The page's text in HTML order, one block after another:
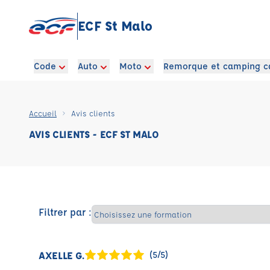
ECF St Malo
Code Auto Moto Remorque et camping
Accueil Avis clients
AVIS CLIENTS - ECF ST MALO
Filtrer par :
AXELLE G. (5/5)